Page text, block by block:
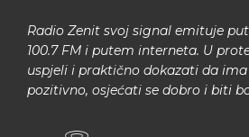
Radio Zenit svoj signal emituje
100.7 FM i putem interneta. U
uspjeli i praktično dokazati da
pozitivno, osjećati se dobro i biti